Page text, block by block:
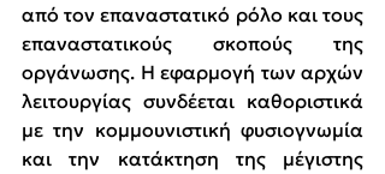
από τον επαναστατικό ρόλο και τους
επαναστατικούς σκοπούς της
οργάνωσης. Η εφαρμογή των αρχών
λειτουργίας συνδέεται καθοριστικά
με την κομμουνιστική φυσιογνωμία
και την κατάκτηση της μέγιστης